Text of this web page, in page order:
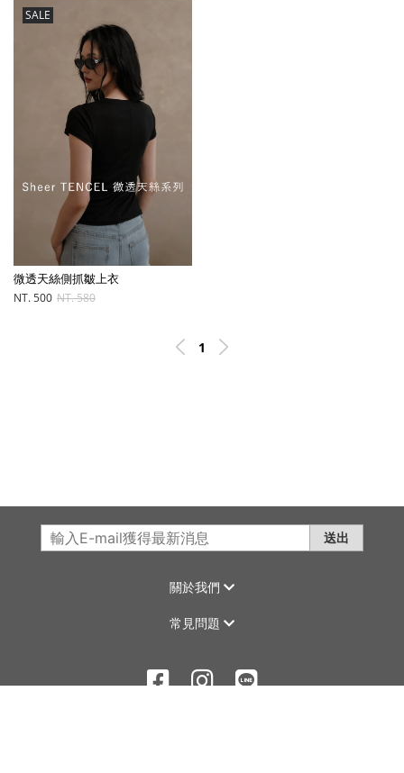
SALE
微透天絲側抓皺上衣
NT. 500 NT. 580
1
送出
關於我們
常見問題